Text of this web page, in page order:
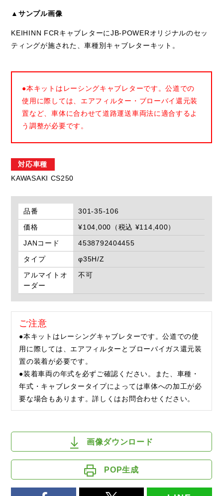
▲サンプル画像
KEIHINN FCRキャブレターにJB-POWERオリジナルのセッ
ティングが施された、車種別キャブレターキット。
●本キットはレーシングキャブレターです。公道での
使用に際しては、エアフィルター・ブローバイ還元装
置など、車体に合わせて道路運送車両法に適合するよ
う調整が必要です。
対応車種
KAWASAKI CS250
品番
301-35-106
価格
¥104,000（税込 ¥114,400）
JANコード
4538792404455
タイプ
φ35H/Z
アルマイトオ
ーダー
不可
ご注意
●本キットはレーシングキャブレターです。公道での使
用に際しては、エアフィルターとブローバイガス還元装
置の装着が必要です。
●装着車両の年式を必ずご確認ください。また、車種・
年式・キャブレタータイプによっては車体への加工が必
要な場合もあります。詳しくはお問合わせください。
画像ダウンロード
POP生成